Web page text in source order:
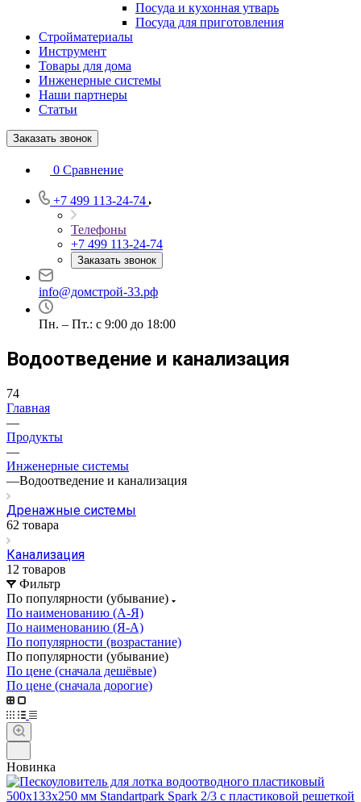
Посуда и кухонная утварь
Посуда для приготовления
Стройматериалы
Инструмент
Товары для дома
Инженерные системы
Наши партнеры
Статьи
Заказать звонок
0 Сравнение
+7 499 113-24-74
Телефоны
+7 499 113-24-74
Заказать звонок
info@домстрой-33.рф
Пн. – Пт.: с 9:00 до 18:00
Водоотведение и канализация
74
Главная
—
Продукты
—
Инженерные системы
—Водоотведение и канализация
Дренажные системы
62 товара
Канализация
12 товаров
Фильтр
По популярности (убывание)
По наименованию (А-Я)
По наименованию (Я-А)
По популярности (возрастание)
По популярности (убывание)
По цене (сначала дешёвые)
По цене (сначала дорогие)
Новинка